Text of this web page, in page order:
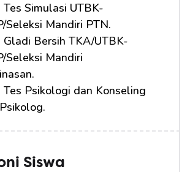
Tes Simulasi UTBK-
Seleksi Mandiri PTN.
Gladi Bersih TKA/UTBK-
Seleksi Mandiri
Tes Psikologi dan Konseling
Siswa